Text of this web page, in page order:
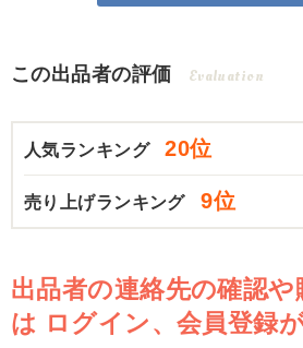
この出品者の評価 Evaluation
人気ランキング 20位
売り上げランキング 9位
出品者の連絡先の確認
は ログイン、会員登録